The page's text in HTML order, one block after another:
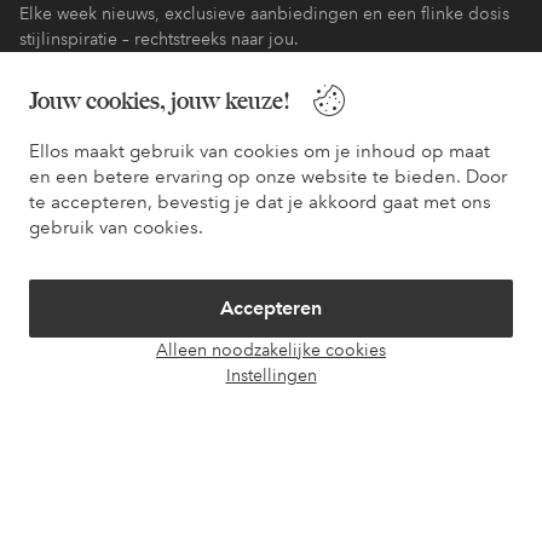
Jouw cookies, jouw keuze!
Ellos maakt gebruik van cookies om je inhoud op maat
en een betere ervaring op onze website te bieden. Door
te accepteren, bevestig je dat je akkoord gaat met ons
gebruik van cookies.
Accepteren
Alleen noodzakelijke cookies
Instellingen
Elke week nieuws, exclusieve aanbiedingen en een flinke dosis
stijlinspiratie – rechtstreeks naar jou.
Word klant
*Zie voorwaarden bij registratie
In onze FAQ vind je antwoorden op veelgestelde vragen. Hier
vind je ook informatie over hoe je eenvoudig contact met ons